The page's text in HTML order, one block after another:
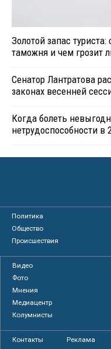
Золотой запас
таможня и чем грозит
Сенатор Лантратова
законах весенней
Когда болеть
нетрудоспособности в
Политика
Общество
Происшествия
Видео
Фото
Мнения
Медиацентр
Колумнисты
Контакты Реклама